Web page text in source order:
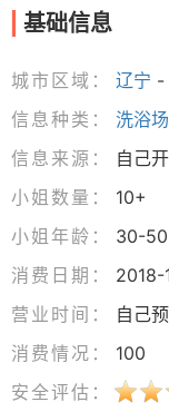
基础信息
城市区域： 辽宁 -
信息种类：
洗浴
信息来源：
自己
小姐数量：
10+
小姐年龄：
30-50
消费日期：
2018-
营业时间：
自己
消费情况：
100
安全评估：